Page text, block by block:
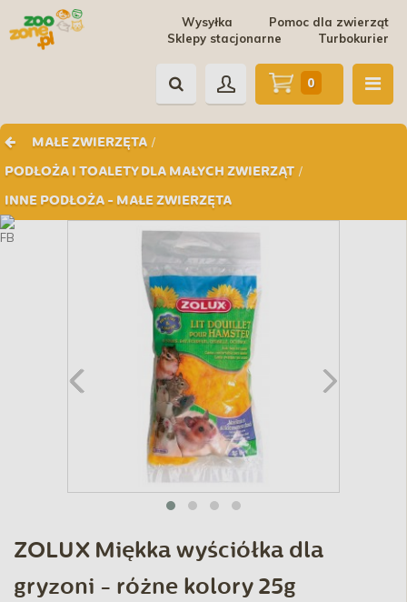
Pomoc dla zwierząt
Wysyłka
Turbokurier
Sklepy stacjonarne
MAŁE ZWIERZĘTA /
PODŁOŻA I TOALETY DLA MAŁYCH ZWIERZĄT /
INNE PODŁOŻA - MAŁE ZWIERZĘTA
0
ZOLUX Miękka wyściółka dla
gryzoni - różne kolory 25g